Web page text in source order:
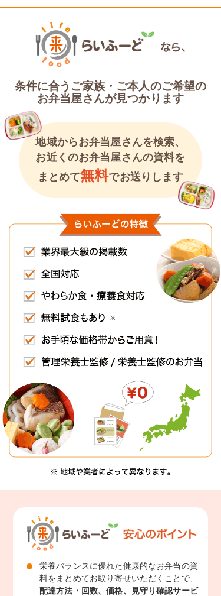
条件に合うご家族・ご本人のご希望の
お弁当屋さんが見つかります
地域からお弁当屋さんを検索、
お近くのお弁当屋さんの資料を
まとめて無料でお送りします
栄養バランスに優れた健康的なお弁当の資
料をまとめてお取り寄せいただくことで、
配達方法・回数、価格、見守り確認サービ